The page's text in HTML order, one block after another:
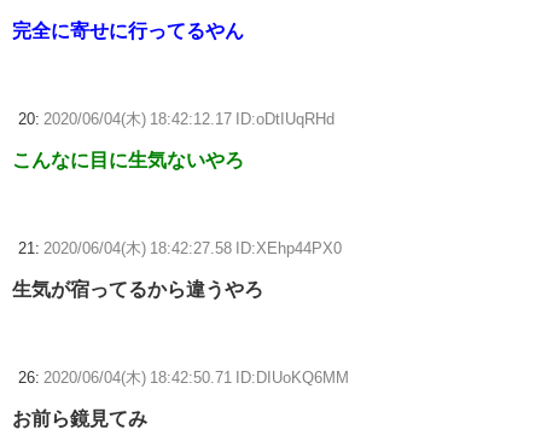
完全に寄せに行ってるやん
20: 2020/06/04(木) 18:42:12.17 ID:oDtIUqRHd
こんなに目に生気ないやろ
21: 2020/06/04(木) 18:42:27.58 ID:XEhp44PX0
生気が宿ってるから違うやろ
26: 2020/06/04(木) 18:42:50.71 ID:DIUoKQ6MM
お前ら鏡見てみ